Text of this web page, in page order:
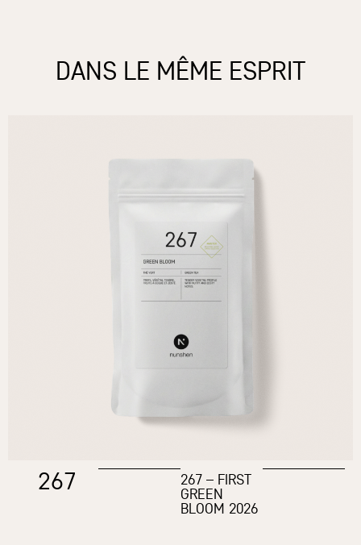
DANS LE MÊME ESPRIT
267 267 – FIRST
GREEN
BLOOM 2026